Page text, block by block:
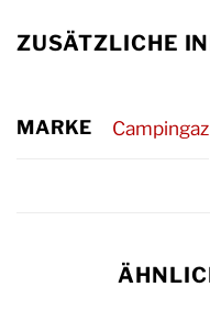
ZUSÄTZLICHE
MARKE Campingaz